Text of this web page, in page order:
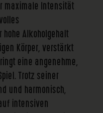
maximale Intensität
hohe Alkoholgehalt
Körper, verstärkt
eine angenehme,
Trotz seiner
und harmonisch,
intensiven